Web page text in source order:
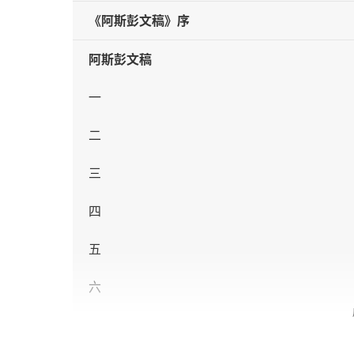
《阿斯彭文稿》序
阿斯彭文稿
一
二
三
四
五
六